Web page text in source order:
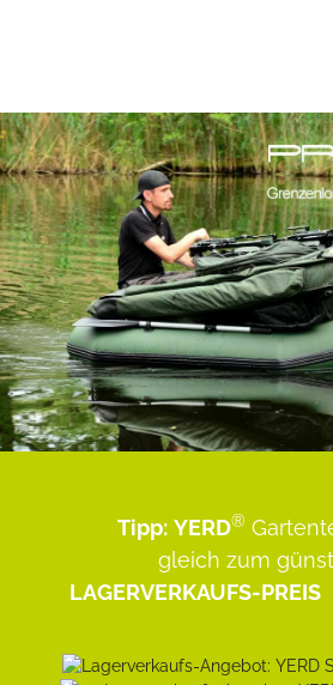
Tipp: YERD®
gleich zum
LAGERVERKAUFS-PREIS